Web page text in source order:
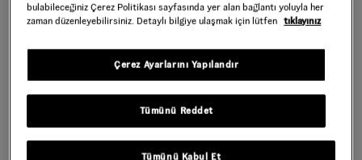
SKATE SLIP-ON AYAKKABI
5.199,00 TL
MTE CROSSPATH AYAKKABI
Daha Fazla Renk
8.999,00 TL
bulabileceğiniz Çerez Politikası sayfasında yer alan bağlantı yoluyla her
zaman düzenleyebilirsiniz. Detaylı bilgiye ulaşmak için lütfen tıklayınız
Tümünü Reddet
Tümünü Kabul Et
Çerez Ayarlarını Yapılandır